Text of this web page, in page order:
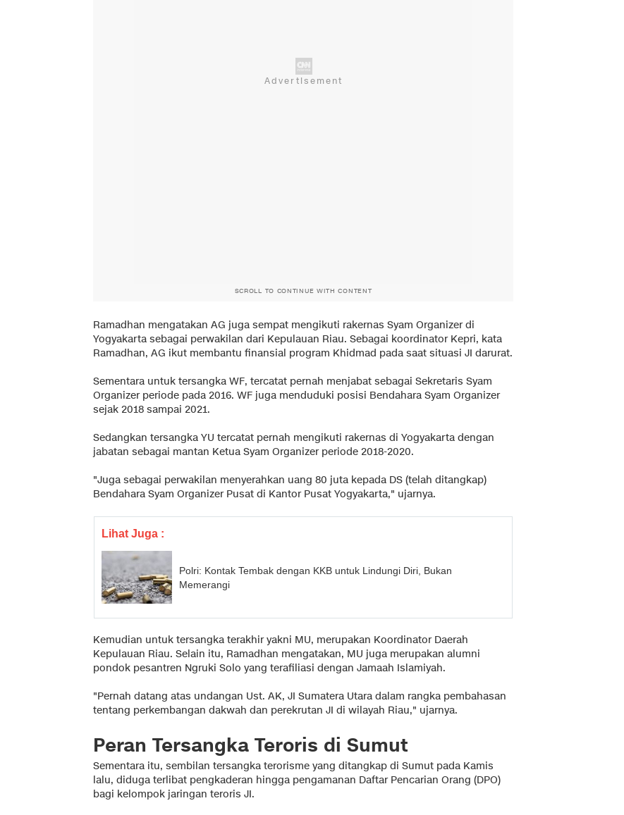
SCROLL TO CONTINUE WITH CONTENT
Ramadhan mengatakan AG juga sempat mengikuti rakernas Syam Organizer di
Yogyakarta sebagai perwakilan dari Kepulauan Riau. Sebagai koordinator Kepri, kata
Ramadhan, AG ikut membantu finansial program Khidmad pada saat situasi JI darurat.
Sementara untuk tersangka WF, tercatat pernah menjabat sebagai Sekretaris Syam
Organizer periode pada 2016. WF juga menduduki posisi Bendahara Syam Organizer
sejak 2018 sampai 2021.
Sedangkan tersangka YU tercatat pernah mengikuti rakernas di Yogyakarta dengan
jabatan sebagai mantan Ketua Syam Organizer periode 2018-2020.
"Juga sebagai perwakilan menyerahkan uang 80 juta kepada DS (telah ditangkap)
Bendahara Syam Organizer Pusat di Kantor Pusat Yogyakarta," ujarnya.
Lihat Juga :
Polri: Kontak Tembak dengan KKB untuk Lindungi Diri, Bukan
Memerangi
Kemudian untuk tersangka terakhir yakni MU, merupakan Koordinator Daerah
Kepulauan Riau. Selain itu, Ramadhan mengatakan, MU juga merupakan alumni
pondok pesantren Ngruki Solo yang terafiliasi dengan Jamaah Islamiyah.
"Pernah datang atas undangan Ust. AK, JI Sumatera Utara dalam rangka pembahasan
tentang perkembangan dakwah dan perekrutan JI di wilayah Riau," ujarnya.
Peran Tersangka Teroris di Sumut
Sementara itu, sembilan tersangka terorisme yang ditangkap di Sumut pada Kamis
lalu, diduga terlibat pengkaderan hingga pengamanan Daftar Pencarian Orang (DPO)
bagi kelompok jaringan teroris JI.